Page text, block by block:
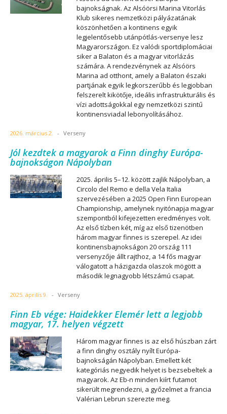
bajnokságnak. Az Alsóörsi Marina Vitorlás
Klub sikeres nemzetközi pályázatának
köszönhetően a kontinens egyik
legjelentősebb utánpótlás-versenye lesz
Magyarországon. Ez valódi sportdiplomáciai
siker a Balaton és a magyar vitorlázás
számára. A rendezvénynek az Alsóörs
Marina ad otthont, amely a Balaton északi
partjának egyik legkorszerűbb és legjobban
felszerelt kikötője, ideális infrastrukturális és
vízi adottságokkal egy nemzetközi szintű
kontinensviadal lebonyolításához.
2026. március 2. - Verseny
Jól kezdtek a magyarok a Finn dinghy Európa-
bajnokságon Nápolyban
2025. április 5–12. között zajlik Nápolyban, a
Circolo del Remo e della Vela Italia
szervezésében a 2025 Open Finn European
Championship, amelynek nyitónapja magyar
szempontból kifejezetten eredményes volt.
Az első tízben két, míg az első tizenötben
három magyar finnes is szerepel. Az idei
kontinensbajnokságon 20 ország 111
versenyzője állt rajthoz, a 14 fős magyar
válogatott a házigazda olaszok mögött a
második legnagyobb létszámú csapat.
2025. április 9. - Verseny
Finn Eb vége: Haidekker Elemér lett a legjobb
magyar, 17. helyen végzett
Három magyar finnes is az első húszban zárt
a finn dinghy osztály nyílt Európa-
bajnokságán Nápolyban. Emellett két
kategóriás negyedik helyet is bezsebeltek a
magyarok. Az Eb-n minden kiírt futamot
sikerült megrendezni, a győzelmet a francia
Valérian Lebrun szerezte meg.